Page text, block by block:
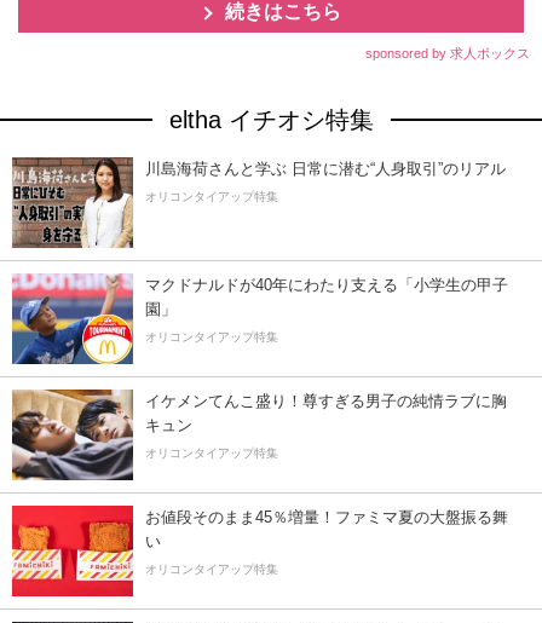
続きはこちら
sponsored by 求人ボックス
eltha イチオシ特集
川島海荷さんと学ぶ 日常に潜む“人身取引”のリアル
オリコンタイアップ特集
マクドナルドが40年にわたり支える「小学生の甲子
園」
オリコンタイアップ特集
イケメンてんこ盛り！尊すぎる男子の純情ラブに胸
キュン
オリコンタイアップ特集
お値段そのまま45％増量！ファミマ夏の大盤振る舞
い
オリコンタイアップ特集